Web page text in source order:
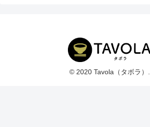
© 2020 Tavola（タボラ）.